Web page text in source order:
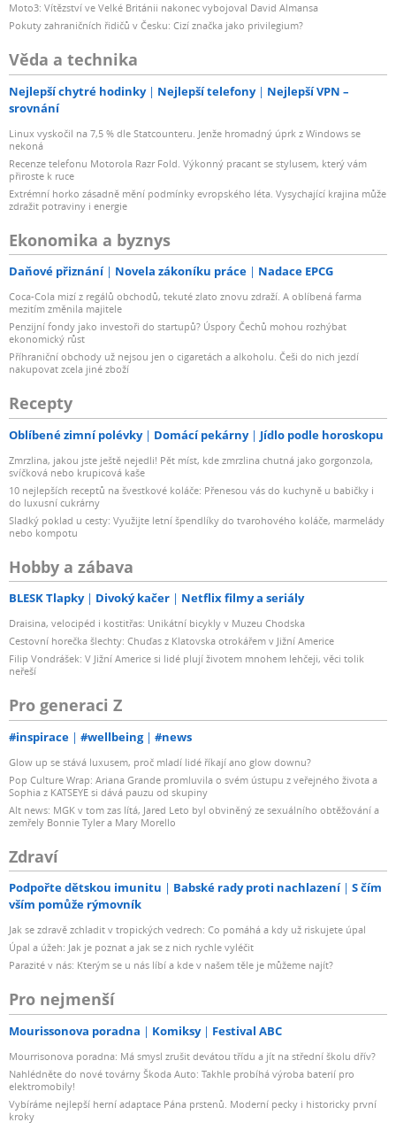
Moto3: Vítězství ve Velké Británii nakonec vybojoval David Almansa
Pokuty zahraničních řidičů v Česku: Cizí značka jako privilegium?
Věda a technika
Nejlepší chytré hodinky Nejlepší telefony
Nejlepší VPN –
srovnání
Linux vyskočil na 7,5 % dle Statcounteru. Jenže hromadný úprk z Windows se
nekoná
Recenze telefonu Motorola Razr Fold. Výkonný pracant se stylusem, který vám
přiroste k ruce
Extrémní horko zásadně mění podmínky evropského léta. Vysychající krajina může
zdražit potraviny i energie
Ekonomika a byznys
Daňové přiznání Novela zákoníku práce Nadace EPCG
Coca-Cola mizí z regálů obchodů, tekuté zlato znovu zdraží. A oblíbená farma
mezitím změnila majitele
Penzijní fondy jako investoři do startupů? Úspory Čechů mohou rozhýbat
ekonomický růst
Příhraniční obchody už nejsou jen o cigaretách a alkoholu. Češi do nich jezdí
nakupovat zcela jiné zboží
Recepty
Oblíbené zimní polévky Domácí pekárny Jídlo podle horoskopu
Zmrzlina, jakou jste ještě nejedli! Pět míst, kde zmrzlina chutná jako gorgonzola,
svíčková nebo krupicová kaše
10 nejlepších receptů na švestkové koláče: Přenesou vás do kuchyně u babičky i
do luxusní cukrárny
Sladký poklad u cesty: Využijte letní špendlíky do tvarohového koláče, marmelády
nebo kompotu
Hobby a zábava
BLESK Tlapky Divoký kačer Netflix filmy a seriály
Draisina, velocipéd i kostitřas: Unikátní bicykly v Muzeu Chodska
Cestovní horečka šlechty: Chuďas z Klatovska otrokářem v Jižní Americe
Filip Vondrášek: V Jižní Americe si lidé plují životem mnohem lehčeji, věci tolik
neřeší
Pro generaci Z
#inspirace #wellbeing #news
Glow up se stává luxusem, proč mladí lidé říkají ano glow downu?
Pop Culture Wrap: Ariana Grande promluvila o svém ústupu z veřejného života a
Sophia z KATSEYE si dává pauzu od skupiny
Alt news: MGK v tom zas lítá, Jared Leto byl obviněný ze sexuálního obtěžování a
zemřely Bonnie Tyler a Mary Morello
Zdraví
Podpořte dětskou imunitu Babské rady proti nachlazení
S čím
vším pomůže rýmovník
Jak se zdravě zchladit v tropických vedrech: Co pomáhá a kdy už riskujete úpal
Úpal a úžeh: Jak je poznat a jak se z nich rychle vyléčit
Parazité v nás: Kterým se u nás líbí a kde v našem těle je můžeme najít?
Pro nejmenší
Mourissonova poradna Komiksy Festival ABC
Mourrisonova poradna: Má smysl zrušit devátou třídu a jít na střední školu dřív?
Nahlédněte do nové továrny Škoda Auto: Takhle probíhá výroba baterií pro
elektromobily!
Vybíráme nejlepší herní adaptace Pána prstenů. Moderní pecky i historicky první
kroky